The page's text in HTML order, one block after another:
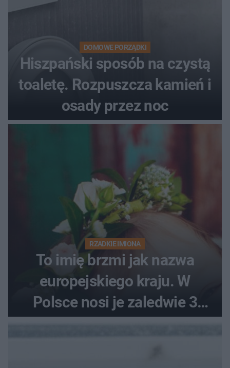
DOMOWE PORZĄDKI
Hiszpański sposób na czystą
toaletę. Rozpuszcza kamień i
osady przez noc
RZADKIE IMIONA
To imię brzmi jak nazwa
europejskiego kraju. W
Polsce nosi je zaledwie 3